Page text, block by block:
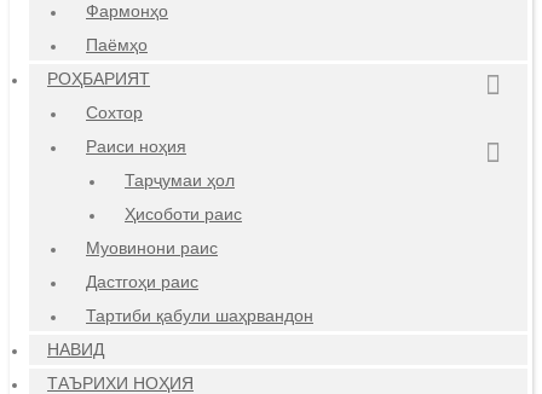
Фармонҳо
Паёмҳо
РОҲБАРИЯТ
Сохтор
Раиси ноҳия
Тарҷумаи ҳол
Ҳисоботи раис
Муовинони раис
Дастгоҳи раис
Тартиби қабули шаҳрвандон
НАВИД
ТАЪРИХИ НОҲИЯ